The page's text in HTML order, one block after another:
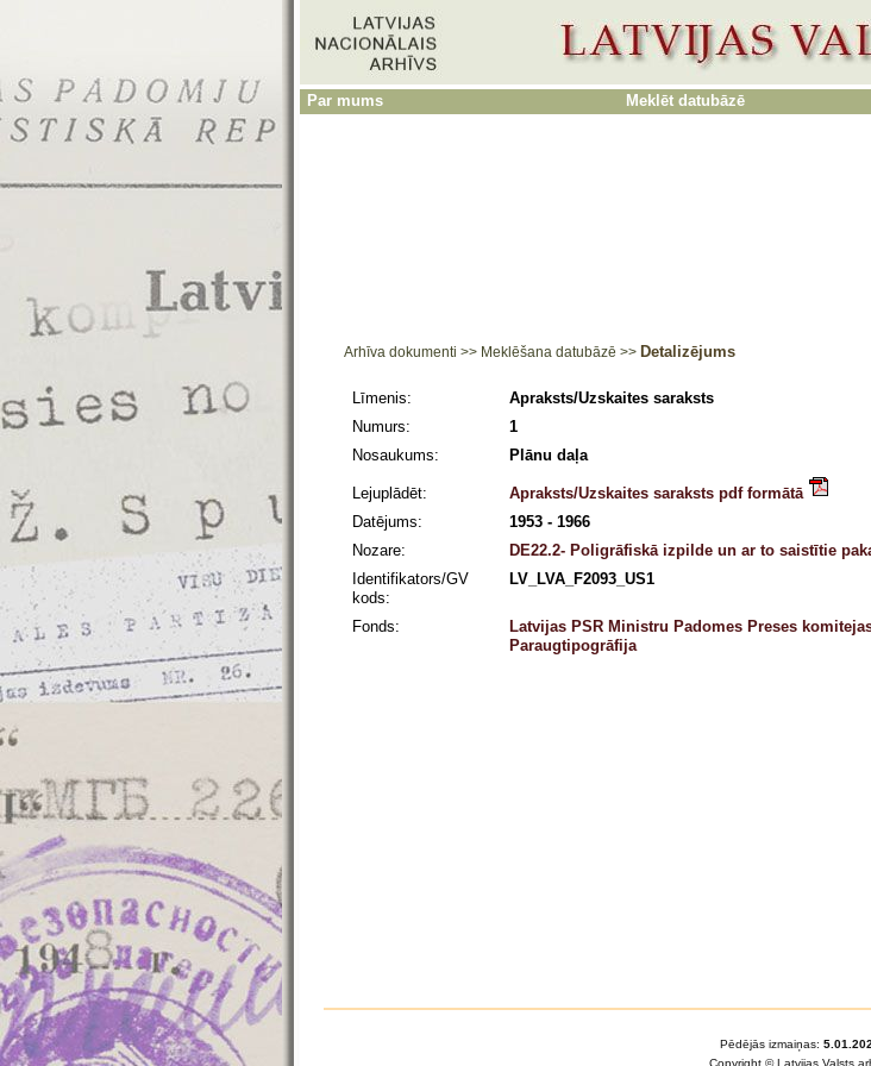
Par mums Meklēt datubāzē
Arhīva dokumenti >> Meklēšana datubāzē >> Detalizējums
Līmenis:
Apraksts/Uzskaites saraksts
Numurs:
1
Nosaukums:
Plānu daļa
Lejuplādēt:
Apraksts/Uzskaites saraksts pdf formātā
Datējums:
1953 - 1966
Nozare:
DE22.2- Poligrāfiskā izpilde un ar to saistītie
Identifikators/GV
kods:
LV_LVA_F2093_US1
Fonds:
Latvijas PSR Ministru Padomes Preses
Paraugtipogrāfija
Pēdējās izmaiņas:
Copyright © Latvijas Valsts